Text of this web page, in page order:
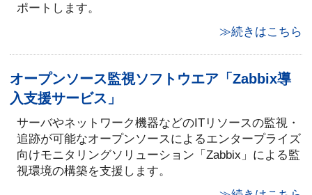
ポートします。
≫続きはこちら
オープンソース監視ソフトウエア「Zabbix導
入支援サービス」
サーバやネットワーク機器などのITリソースの監視・
追跡が可能なオープンソースによるエンタープライズ
向けモニタリングソリューション「Zabbix」による監
視環境の構築を支援します。